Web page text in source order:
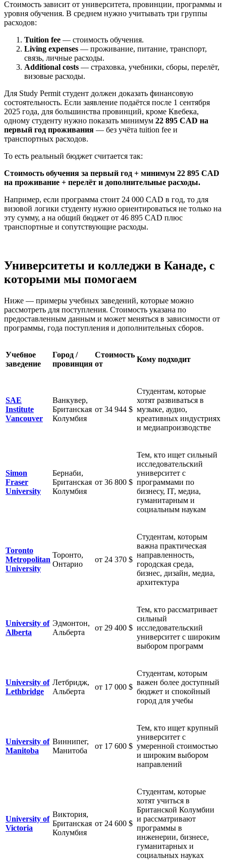
Стоимость зависит от университета, провинции, программы и
уровня обучения. В среднем нужно учитывать три группы
расходов:
Tuition fee — стоимость обучения.
Living expenses — проживание, питание, транспорт,
связь, личные расходы.
Additional costs — страховка, учебники, сборы, перелёт,
визовые расходы.
Для Study Permit студент должен доказать финансовую
состоятельность. Если заявление подаётся после 1 сентября
2025 года, для большинства провинций, кроме Квебека,
одному студенту нужно показать минимум 22 895 CAD на
первый год проживания — без учёта tuition fee и
транспортных расходов.
То есть реальный бюджет считается так:
Стоимость обучения за первый год + минимум 22 895 CAD
на проживание + перелёт и дополнительные расходы.
Например, если программа стоит 24 000 CAD в год, то для
визовой логики студенту нужно ориентироваться не только на
эту сумму, а на общий бюджет от 46 895 CAD плюс
транспортные и сопутствующие расходы.
Университеты и колледжи в Канаде, с
которыми мы помогаем
Ниже — примеры учебных заведений, которые можно
рассмотреть для поступления. Стоимость указана по
предоставленным данным и может меняться в зависимости от
программы, года поступления и дополнительных сборов.
Учебное
заведение
Город /
провинция
Стоимость
от
Кому подходит
SAE
Institute
Vancouver
Ванкувер,
Британская
Колумбия
от 34 944 $
Студентам, которые
хотят развиваться в
музыке, аудио,
креативных индустриях
и медиапроизводстве
Simon
Fraser
University
Бернаби,
Британская
Колумбия
от 36 800 $
Тем, кто ищет сильный
исследовательский
университет с
программами по
бизнесу, IT, медиа,
гуманитарным и
социальным наукам
Toronto
Metropolitan
University
Торонто,
Онтарио
от 24 370 $
Студентам, которым
важна практическая
направленность,
городская среда,
бизнес, дизайн, медиа,
архитектура
University of
Alberta
Эдмонтон,
Альберта
от 29 400 $
Тем, кто рассматривает
сильный
исследовательский
университет с широким
выбором программ
University of
Lethbridge
Летбридж,
Альберта
от 17 000 $
Студентам, которым
важен более доступный
бюджет и спокойный
город для учебы
University of
Manitoba
Виннипег,
Манитоба
от 17 600 $
Тем, кто ищет крупный
университет с
умеренной стоимостью
и широким выбором
направлений
University of
Victoria
Виктория,
Британская
Колумбия
от 24 600 $
Студентам, которые
хотят учиться в
Британской Колумбии
и рассматривают
программы в
инженерии, бизнесе,
гуманитарных и
социальных науках